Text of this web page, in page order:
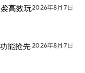
高效玩2026年8月7日
能抢先2026年8月7日